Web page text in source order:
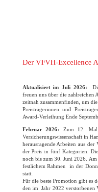
Der VFVH-Excellence
Aktualisiert im Juli 2026:
freuen uns über die zahlreichen
zeitnah zusammenfinden, um
Preisträgerinnen und
Award-Verleihung Ende
Februar 2026: Zum 12. Mal
Versicherungswissenschaft in
herausragende Arbeiten aus
der Preis in fünf Kategorien.
noch bis zum 30. Juni 2026.
festlichem Rahmen in der
statt.
Für die beste Promotion gibt es
den im Jahr 2022 verstorbenen